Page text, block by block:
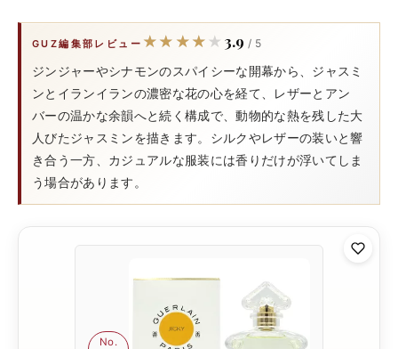
GUZ編集部レビュー ★★★★★
★★★★★ 3.9 / 5
ジンジャーやシナモンのスパイシーな開幕から、ジャスミ
ンとイランイランの濃密な花の心を経て、レザーとアン
バーの温かな余韻へと続く構成で、動物的な熱を残した大
人びたジャスミンを描きます。シルクやレザーの装いと響
き合う一方、カジュアルな服装には香りだけが浮いてしま
う場合があります。
No.